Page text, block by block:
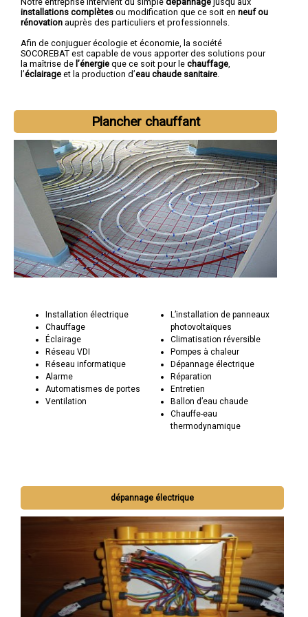
installations complètes ou modification que ce soit en neuf ou
rénovation auprès des particuliers et professionnels.
Afin de conjuguer écologie et économie, la société
SOCOREBAT est capable de vous apporter des solutions pour
la maîtrise de l’énergie que ce soit pour le chauffage
l’éclairage et la production d’eau chaude sanitaire
Plancher chauffant
Installation électrique
Chauffage
Éclairage
Réseau VDI
Réseau informatique
Alarme
Automatismes de portes
Ventilation
L’installation de panneaux
photovoltaïques
Climatisation réversible
Pompes à chaleur
Dépannage électrique
Réparation
Entretien
Ballon d’eau chaude
Chauffe-eau
thermodynamique
dépannage électrique